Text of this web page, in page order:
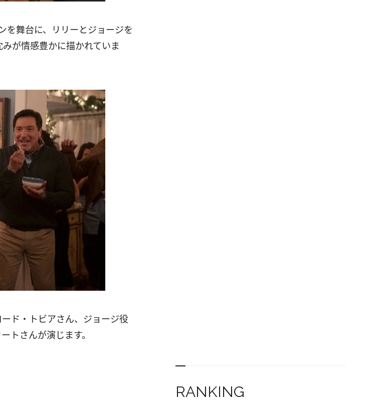
を舞台に、リリーとジョージを
が情感豊かに描かれていま
ド・トビアさん、ジョージ役
トさんが演じます。
RANKING